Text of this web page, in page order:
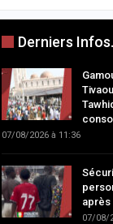
Derniers
07/08/2026 à 11:36
07/08/